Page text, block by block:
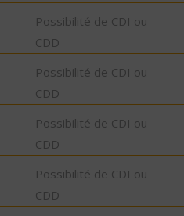
Possibilité de CDI ou
CDD
Possibilité de CDI ou
CDD
Possibilité de CDI ou
CDD
Possibilité de CDI ou
CDD